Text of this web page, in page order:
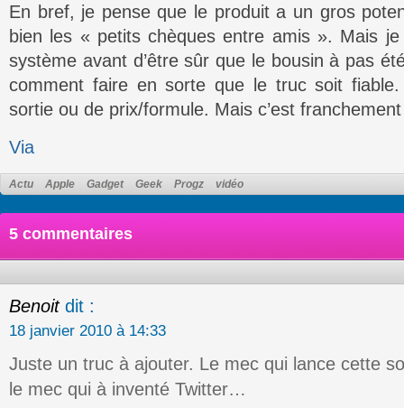
En bref, je pense que le produit a un gros
bien les « petits chèques entre amis ». Mais
système avant d’être sûr que le bousin à pas
comment faire en sorte que le truc soit
sortie ou de prix/formule. Mais c’est
Via
Actu Apple Gadget Geek Progz vidéo
5 commentaires
Benoit dit :
18 janvier 2010 à 14:33
Juste un truc à ajouter. Le mec qui lance cette
le mec qui à inventé Twitter…